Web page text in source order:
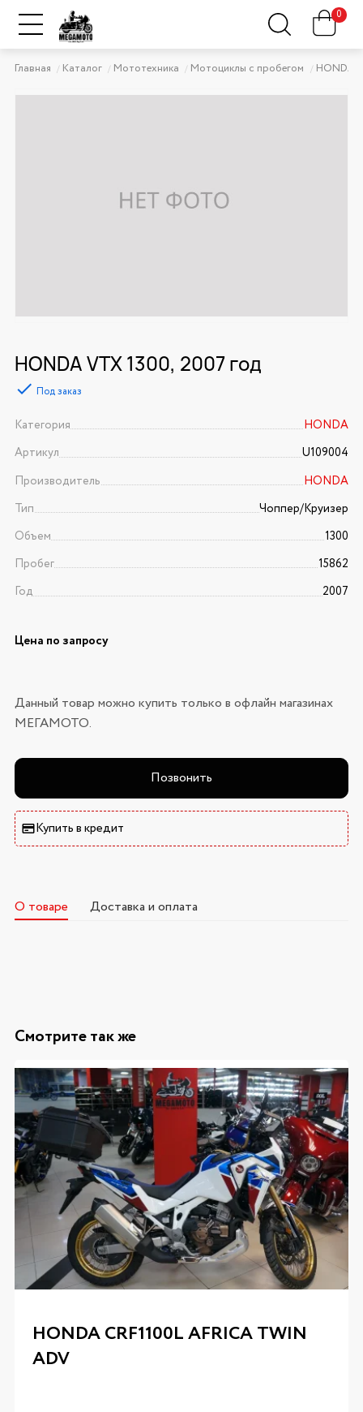
0
Главная Каталог Мототехника Мотоциклы с пробегом HONDA
HONDA VTX 1300, 2007 год
Под заказ
Категория
HONDA
Артикул
U109004
Производитель
HONDA
Тип
Чоппер/Круизер
Объем
1300
Пробег
15862
Год
2007
Цена по запросу
Данный товар можно купить только в офлайн магазинах
МЕГАМОТО.
Позвонить
Купить в кредит
О товаре Доставка и оплата
Смотрите так же
HONDA CRF1100L AFRICA TWIN
ADV